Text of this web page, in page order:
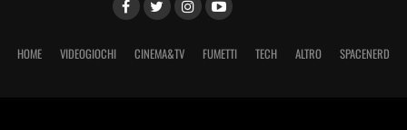
HOME VIDEOGIOCHI CINEMA&TV FUMETTI TECH ALTRO SPACENERD